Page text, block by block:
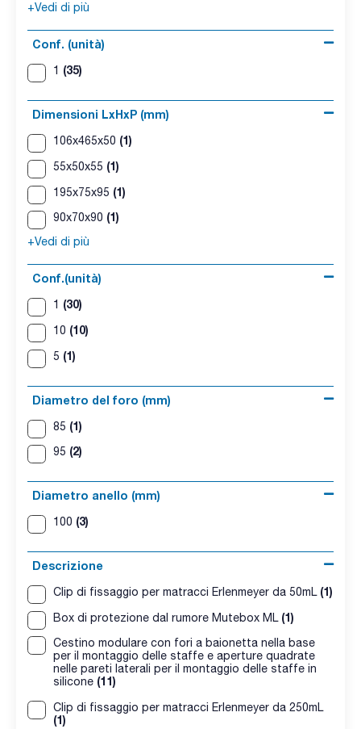
+Vedi di più
Conf. (unità)
1 (35)
Dimensioni LxHxP (mm)
106x465x50 (1)
55x50x55 (1)
195x75x95 (1)
90x70x90 (1)
+Vedi di più
Conf.(unità)
1 (30)
10 (10)
5 (1)
Diametro del foro (mm)
85 (1)
95 (2)
Diametro anello (mm)
100 (3)
Descrizione
Clip di fissaggio per matracci Erlenmeyer da 50mL (1)
Box di protezione dal rumore Mutebox ML (1)
Cestino modulare con fori a baionetta nella base
per il montaggio delle staffe e aperture quadrate
nelle pareti laterali per il montaggio delle staffe in
silicone (11)
Clip di fissaggio per matracci Erlenmeyer da 250mL
(1)